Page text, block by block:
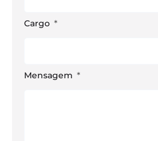
Cargo
Mensagem